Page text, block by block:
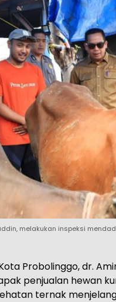
melakukan inspeksi
Probolinggo, dr.
penjualan hewan
ternak menjelang